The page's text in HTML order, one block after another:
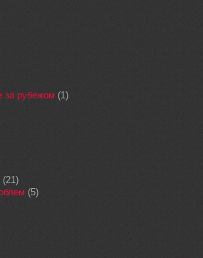
за рубежом (1)
(21)
(5)